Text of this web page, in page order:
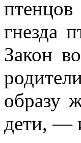
гнезда
Закон
образу
дети, —